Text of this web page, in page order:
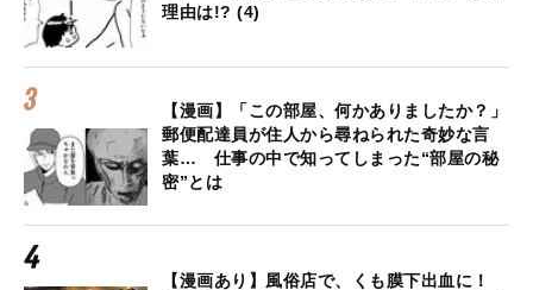
理由は!? (4)
【漫画】「この部屋、何かありましたか？」
郵便配達員が住人から尋ねられた奇妙な言
葉… 仕事の中で知ってしまった“部屋の秘
密”とは
【漫画あり】風俗店で、くも膜下出血に！